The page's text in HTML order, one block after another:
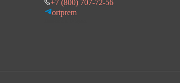
+7 (800) 707-72-56
ortprem